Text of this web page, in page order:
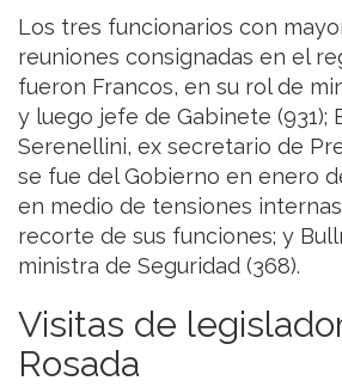
Los tres funcionarios con
reuniones consignadas en el
fueron Francos, en su rol de
y luego jefe de Gabinete (931);
Serenellini, ex secretario de
se fue del Gobierno en enero
en medio de tensiones
recorte de sus funciones; y
ministra de Seguridad (368).
Visitas de
Rosada